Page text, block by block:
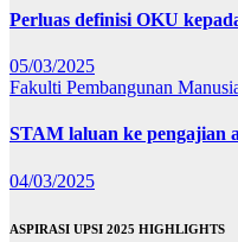
Perluas definisi OKU
05/03/2025
Fakulti Pembangunan
STAM laluan ke pengajian
04/03/2025
ASPIRASI UPSI 2025 HIGHLIGHTS